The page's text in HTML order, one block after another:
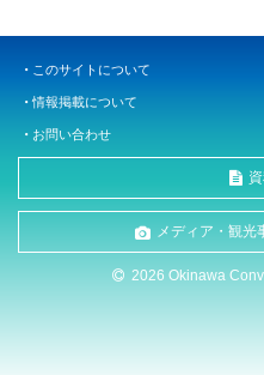
このサイトについて
情報掲載について
お問い合わせ
メディア・観光
2026 Okinawa